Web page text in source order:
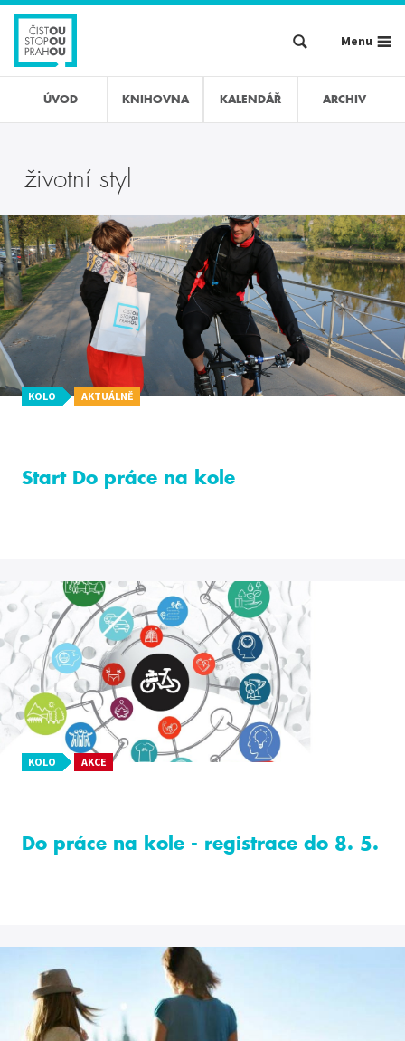
Přejít
hlavnímu
obsahu
Menu
ÚVOD KNIHOVNA KALENDÁŘ ARCHIV
životní styl
KOLO AKTUÁLNĚ
Start Do práce na kole
KOLO AKCE
Do práce na kole - registrace do 8. 5.